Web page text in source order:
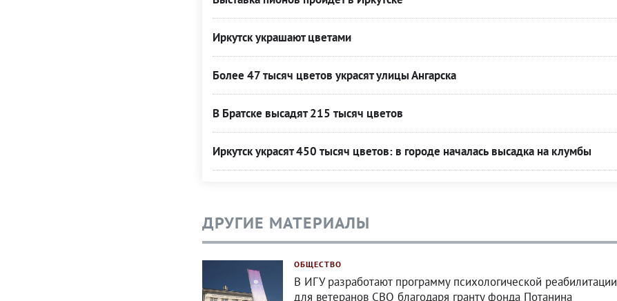
Иркутск украшают цветами
Более 47 тысяч цветов украсят улицы Ангарска
В Братске высадят 215 тысяч цветов
Иркутск украсят 450 тысяч цветов: в городе началась высадка на клумбы
ДРУГИЕ МАТЕРИАЛЫ
ОБЩЕСТВО
В ИГУ разработают программу психологической реабилитации
для ветеранов СВО благодаря гранту фонда Потанина